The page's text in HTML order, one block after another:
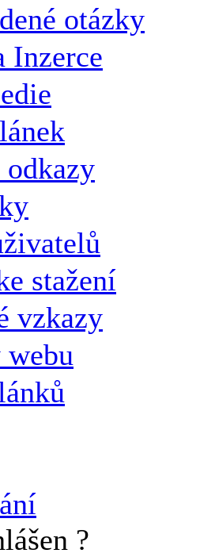
otázky
Inzerce
stažení
vzkazy
?